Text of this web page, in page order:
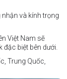
và kính trọng
Việt Nam sẽ
biệt bên dưới.
Trung Quốc,